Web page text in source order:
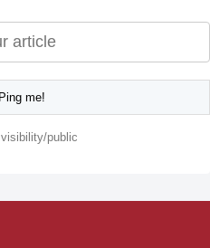
visibility/public